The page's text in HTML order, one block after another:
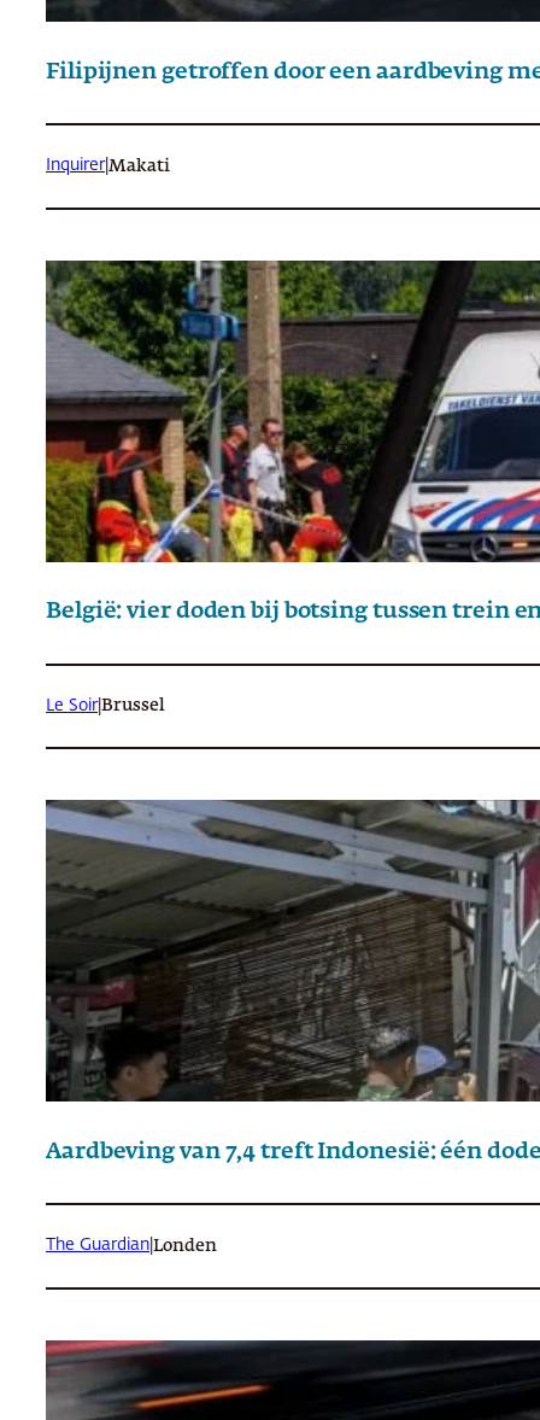
Filipijnen getroffen door een aardbeving
Inquirer|Makati
België: vier doden bij botsing tussen trein
Le Soir|Brussel
Aardbeving van 7,4 treft Indonesië: één
The Guardian Londen